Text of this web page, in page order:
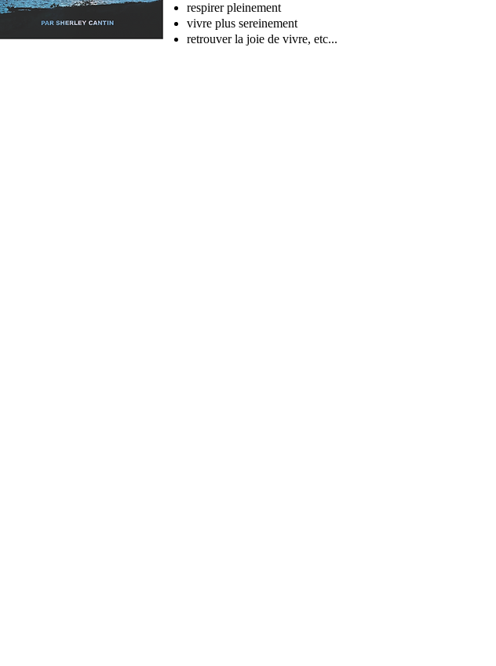
respirer pleinement
vivre plus sereinement
retrouver la joie de vivre, etc...